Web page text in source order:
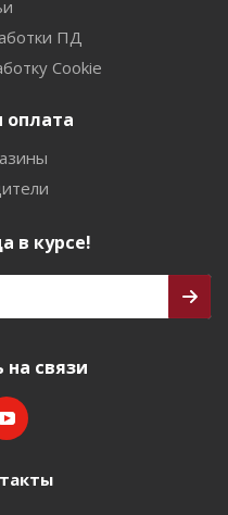
ПД
Cookie
оплата
в курсе!
на связи